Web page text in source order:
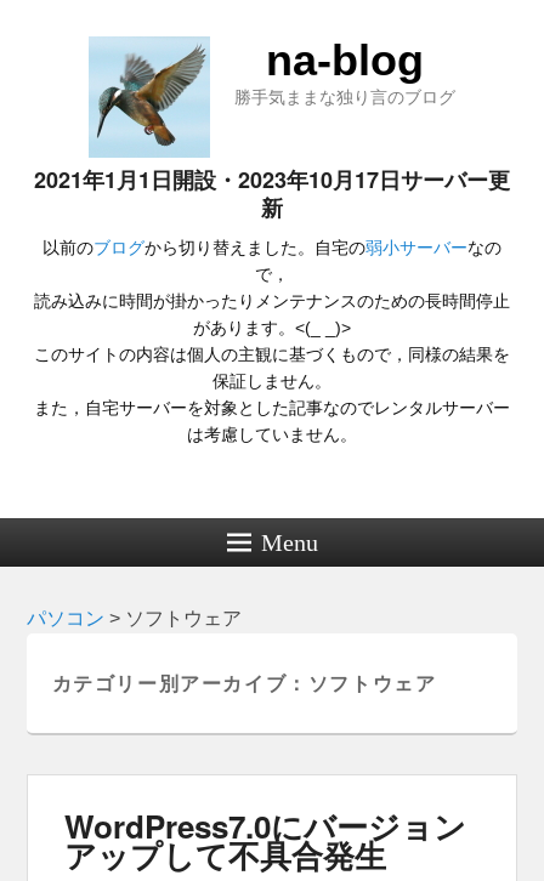
na-blog
勝手気ままな独り言のブログ
2021年1月1日開設・2023年10月17日サーバー更
新
以前のブログから切り替えました。自宅の弱小サーバーなの
で，
読み込みに時間が掛かったりメンテナンスのための長時間停止
があります。<(_ _)>
このサイトの内容は個人の主観に基づくもので，同様の結果を
保証しません。
また，自宅サーバーを対象とした記事なのでレンタルサーバー
は考慮していません。
Menu
パソコン > ソフトウェア
カテゴリー別アーカイブ： ソフトウェア
WordPress7.0にバージョン
アップして不具合発生